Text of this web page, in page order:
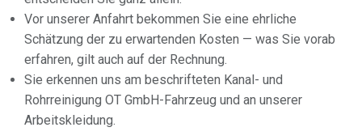
Vor unserer Anfahrt bekommen Sie eine ehrliche
Schätzung der zu erwartenden Kosten — was Sie vorab
erfahren, gilt auch auf der Rechnung.
Sie erkennen uns am beschrifteten Kanal- und
Rohrreinigung OT GmbH-Fahrzeug und an unserer
Arbeitskleidung.